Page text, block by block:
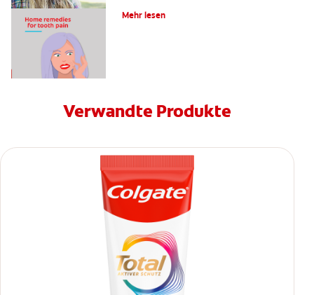
Mehr lesen
Verwandte Produkte